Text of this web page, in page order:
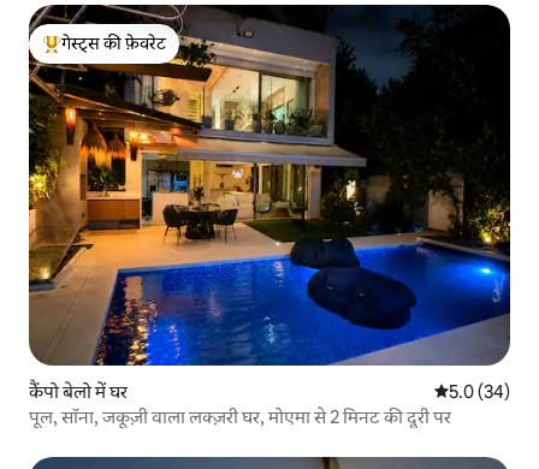
गेस्ट्स का टॉप फ़ेवरेट
गेस्ट्स की फ़ेवरेट
कैंपो बेलो में घर औसत रेटिंग 5
5.0 (34)
पूल, सॉना, जकूज़ी वाला लक्ज़री घर, मोएमा से 2 मिनट की दूरी पर